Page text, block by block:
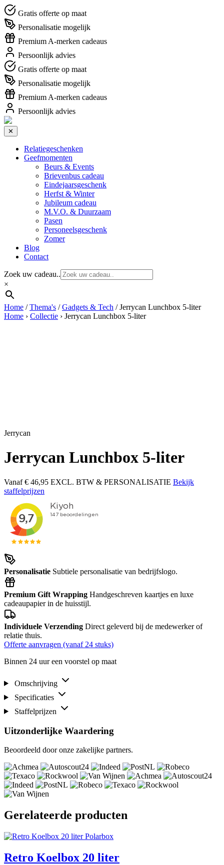
Gratis offerte op maat
Personalisatie mogelijk
Premium A-merken cadeaus
Persoonlijk advies
Gratis offerte op maat
Personalisatie mogelijk
Premium A-merken cadeaus
Persoonlijk advies
✕
Relatiegeschenken
Geefmomenten
Beurs & Events
Brievenbus cadeau
Eindejaarsgeschenk
Herfst & Winter
Jubileum cadeau
M.V.O. & Duurzaam
Pasen
Personeelsgeschenk
Zomer
Blog
Contact
Zoek uw cadeau..
×
Home /Thema's /Gadgets & Tech / Jerrycan Lunchbox 5-liter
Home › Collectie › Jerrycan Lunchbox 5-liter
Jerrycan
Jerrycan Lunchbox 5-liter
Vanaf € 46,95 EXCL. BTW & PERSONALISATIE Bekijk
staffelprijzen
Personalisatie Subtiele personalisatie van bedrijfslogo.
Premium Gift Wrapping Handgeschreven kaartjes en luxe
cadeaupapier in de huisstijl.
Individuele Verzending Direct geleverd bij de medewerker of
relatie thuis.
Offerte aanvragen (vanaf 24 stuks)
Binnen 24 uur een voorstel op maat
Omschrijving
Specificaties
Staffelprijzen
Uitzonderlijke Waardering
Beoordeeld door onze zakelijke partners.
Gerelateerde producten
Polarbox
Retro Koelbox 20 liter